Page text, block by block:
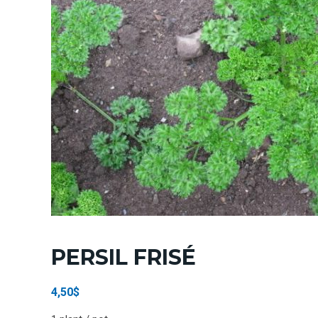
PERSIL FRISÉ
4,50$